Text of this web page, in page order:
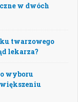
w dwóch
twarzowego
lekarza?
wyboru